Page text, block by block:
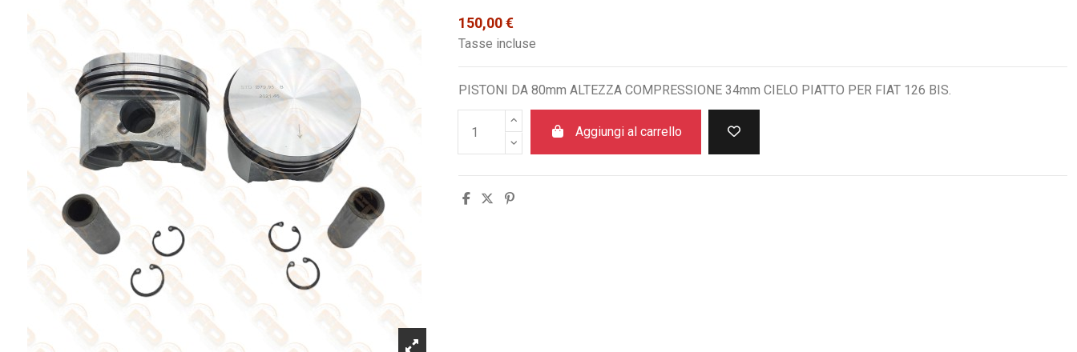
150,00 €
Tasse incluse
PISTONI DA 80mm ALTEZZA COMPRESSIONE 34mm CIELO PIATTO PER FIAT 126 BIS.
Aggiungi al carrello